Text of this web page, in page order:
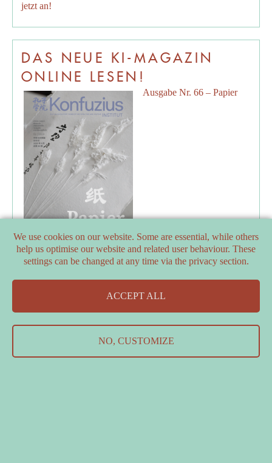
jetzt an!
DAS NEUE KI-MAGAZIN
ONLINE LESEN!
Ausgabe Nr. 66 – Papier
We use cookies on our website. Some are essential, while others
help us optimise our website and related user behaviour. These
settings can be changed at any time via the privacy section.
ACCEPT ALL
NO, CUSTOMIZE